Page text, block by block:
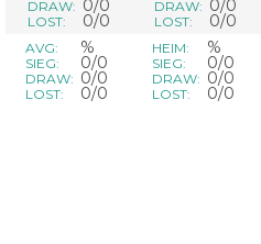
DRAW: 0/0
LOST: 0/0
DRAW: 0/0
LOST: 0/0
AVG: %
SIEG: 0/0
DRAW: 0/0
LOST: 0/0
HEIM: %
SIEG: 0/0
DRAW: 0/0
LOST: 0/0